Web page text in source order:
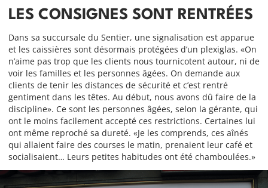
LES CONSIGNES SONT RENTRÉES
Dans sa succursale du Sentier, une signalisation est apparue
et les caissières sont désormais protégées d’un plexiglas. «On
n’aime pas trop que les clients nous tournicotent autour, ni de
voir les familles et les personnes âgées. On demande aux
clients de tenir les distances de sécurité et c’est rentré
gentiment dans les têtes. Au début, nous avons dû faire de la
discipline». Ce sont les personnes âgées, selon la gérante, qui
ont le moins facilement accepté ces restrictions. Certaines lui
ont même reproché sa dureté. «Je les comprends, ces aînés
qui allaient faire des courses le matin, prenaient leur café et
socialisaient… Leurs petites habitudes ont été chamboulées.»